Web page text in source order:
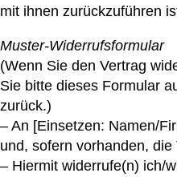
mit ihnen zurückzuführen
Muster-Widerrufsformular
(Wenn Sie den Vertrag
Sie bitte dieses Formular
zurück.)
– An [Einsetzen: Namen/
und, sofern vorhanden, die
– Hiermit widerrufe(n) ich/